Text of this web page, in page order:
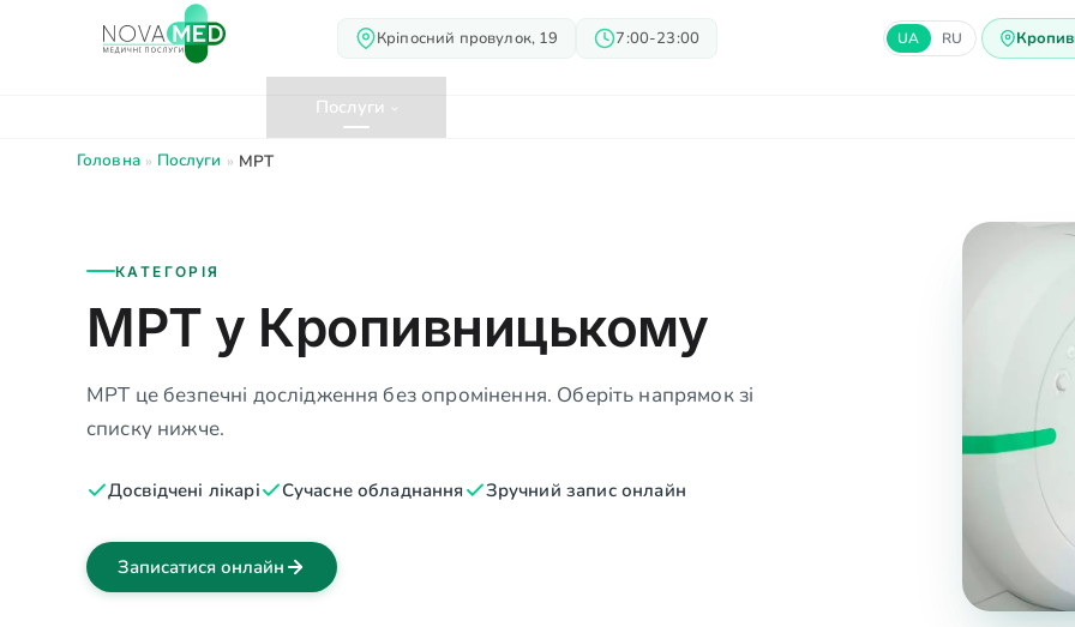
Кріпосний провулок, 19 7:00-23:00 UA RU
Послуги
Головна » Послуги » МРТ
КАТЕГОРІЯ
МРТ у Кропивницькому
МРТ це безпечні дослідження без опромінення. Оберіть напрямок зі
списку нижче.
Досвідчені лікарі Сучасне обладнання Зручний запис онлайн
Записатися онлайн